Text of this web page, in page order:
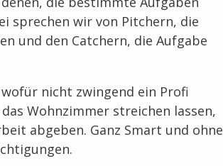
sprechen wir von Pitchern, die
und den Catchern, die Aufgabe
nicht zwingend ein Profi
Wohnzimmer streichen lassen,
abgeben. Ganz Smart und ohne